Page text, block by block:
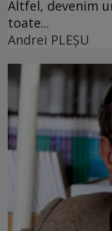
Altfel, devenim
toate...
Andrei PLEŞU